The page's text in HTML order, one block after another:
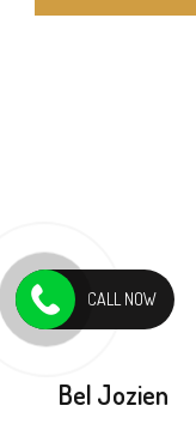
Bel Jozien
CALL NOW